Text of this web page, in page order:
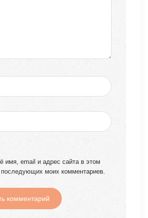
имя, email и адрес сайта в этом
моих комментариев.